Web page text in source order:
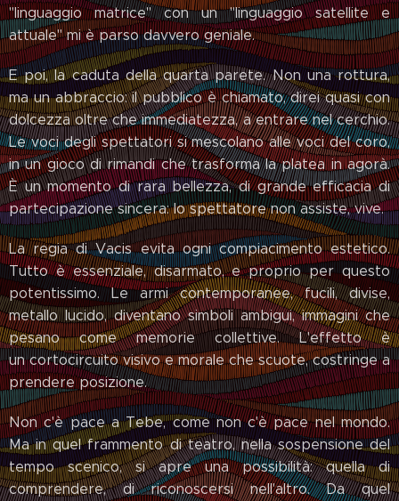
"linguaggio matrice" con un "linguaggio satellite e
attuale" mi è parso davvero geniale.
E poi, la caduta della quarta parete. Non una rottura,
ma un abbraccio: il pubblico è chiamato, direi quasi con
dolcezza oltre che immediatezza, a entrare nel cerchio.
Le voci degli spettatori si mescolano alle voci del coro,
in un gioco di rimandi che trasforma la platea in agorà.
È un momento di rara bellezza, di grande efficacia di
partecipazione sincera: lo spettatore non assiste, vive.
La regia di Vacis evita ogni compiacimento estetico.
Tutto è essenziale, disarmato, e proprio per questo
potentissimo. Le armi contemporanee, fucili, divise,
metallo lucido, diventano simboli ambigui, immagini che
pesano come memorie collettive. L'effetto è
un cortocircuito visivo e morale che scuote, costringe a
prendere posizione.
Non c'è pace a Tebe, come non c'è pace nel mondo.
Ma in quel frammento di teatro, nella sospensione del
tempo scenico, si apre una possibilità: quella di
comprendere, di riconoscersi nell'altro. Da quel